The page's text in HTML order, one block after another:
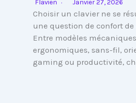
Flavien Janvier 27, 2026
Choisir un clavier ne se
une question de confort de
Entre modèles
ergonomiques, sans-fil,
gaming ou productivité,